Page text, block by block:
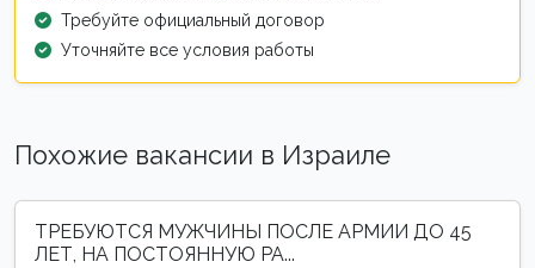
Требуйте официальный договор
Уточняйте все условия работы
Похожие вакансии в Израиле
ТРЕБУЮТСЯ МУЖЧИНЫ ПОСЛЕ АРМИИ ДО 45
ЛЕТ, НА ПОСТОЯННУЮ РА...